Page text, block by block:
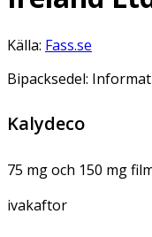
Källa: Fass.se
Bipacksedel:
Kalydeco
75 mg och 150 mg
ivakaftor